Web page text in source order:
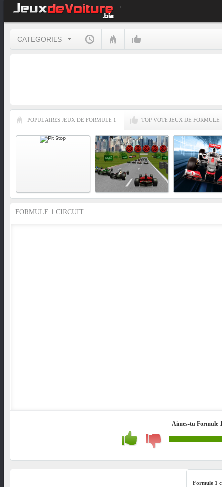
CATEGORIES
POPULAIRES JEUX DE FORMULE 1 TOP VOTE JEUX DE FORMULE
FORMULE 1 CIRCUIT
Aimes-tu Formule
Formule 1